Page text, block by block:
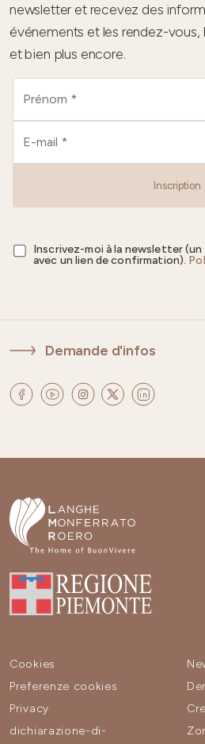
newsletter et recevez des
événements et les rendez-
et bien plus encore.
Inscription
Inscrivez-moi à la newsletter (un
avec un lien de confirmation).
Demande d'infos
Cookies
Preferenze cookies
Privacy
dichiarazione-di-